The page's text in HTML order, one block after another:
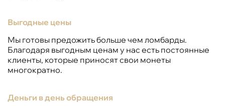
Выгодные цены
Мы готовы предожить больше чем ломбарды.
Благодаря выгодным ценам у нас есть постоянные
клиенты, которые приносят свои монеты
многократно.
Деньги в день обращения